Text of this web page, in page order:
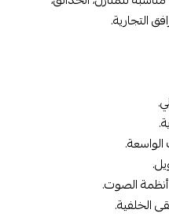
التجارية.
الصوت.
الخلفية.